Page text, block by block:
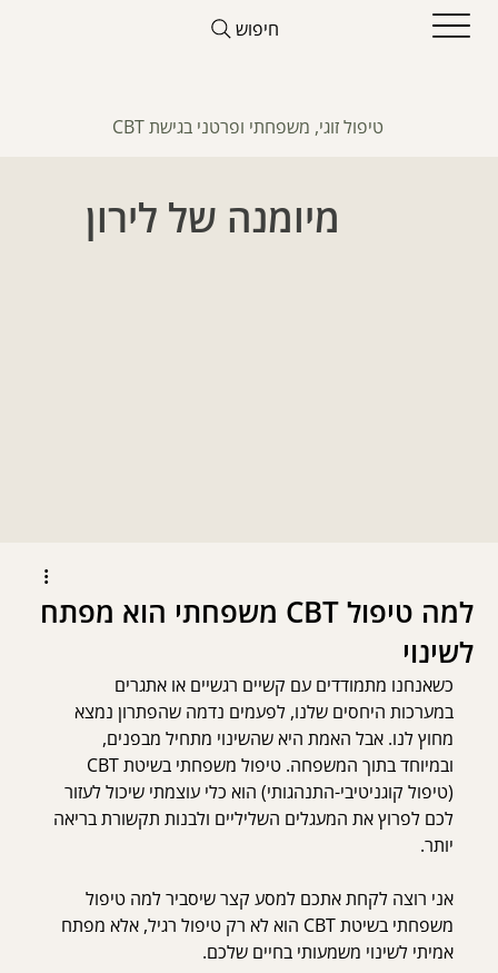
חיפוש
טיפול זוגי, משפחתי ופרטני בגישת CBT
מיומנה של לירון
למה טיפול CBT משפחתי הוא מפתח
לשינוי
כשאנחנו מתמודדים עם קשיים רגשיים או אתגרים
במערכות היחסים שלנו, לפעמים נדמה שהפתרון נמצא
מחוץ לנו. אבל האמת היא שהשינוי מתחיל מבפנים,
(טיפול קוגניטיבי-התנהגותי) הוא כלי עוצמתי שיכול לעזור
לכם לפרוץ את המעגלים השליליים ולבנות תקשורת בריאה
יותר.
אני רוצה לקחת אתכם למסע קצר שיסביר למה טיפול
משפחתי בשיטת CBT הוא לא רק טיפול רגיל, אלא מפתח
אמיתי לשינוי משמעותי בחיים שלכם.